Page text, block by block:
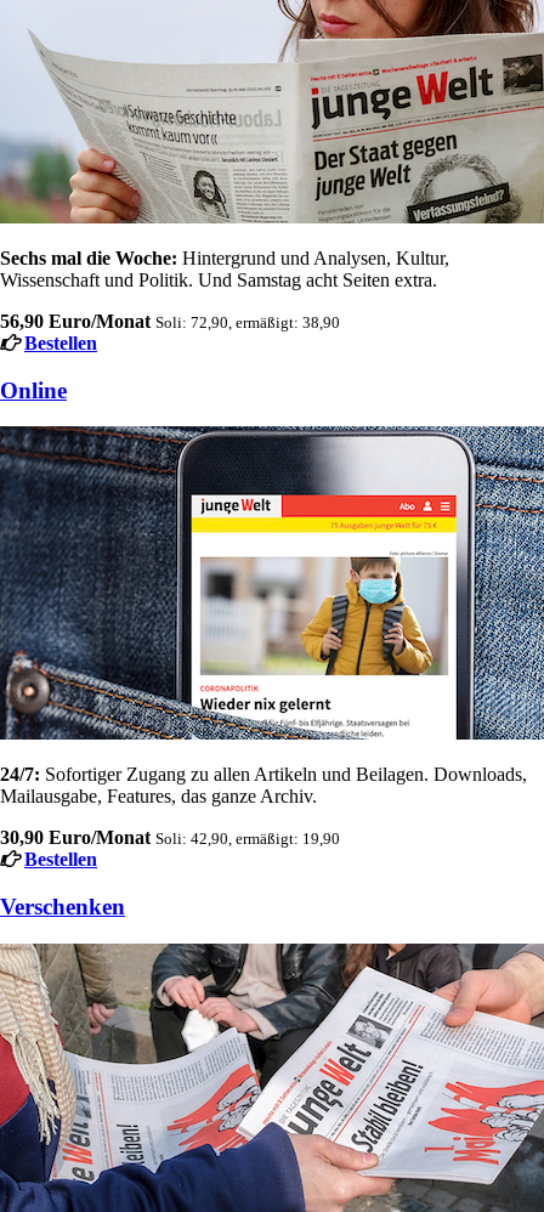
Sechs mal die Woche: Hintergrund und Analysen, Kultur,
Wissenschaft und Politik. Und Samstag acht Seiten extra.
56,90 Euro/Monat Soli: 72,90, ermäßigt: 38,90
Bestellen
Online
24/7: Sofortiger Zugang zu allen Artikeln und Beilagen. Downloads,
Mailausgabe, Features, das ganze Archiv.
30,90 Euro/Monat Soli: 42,90, ermäßigt: 19,90
Bestellen
Verschenken